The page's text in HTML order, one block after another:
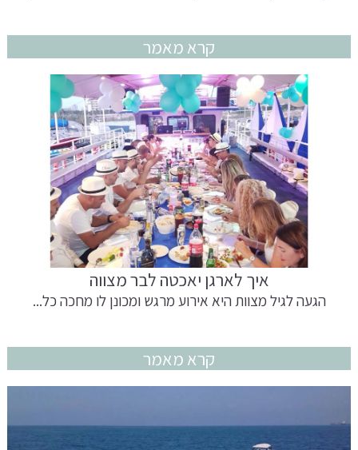
קרא מאמר
איך לארגן יאכטה לבר מצווה
הגעה לגיל מצוות היא אירוע מרגש ומכונן לו מחכה כל...
קרא מאמר